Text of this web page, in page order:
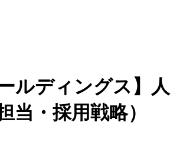
ルディングス】人
当・採用戦略）